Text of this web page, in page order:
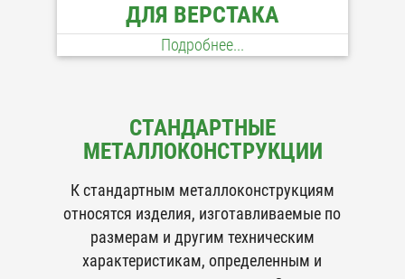
ДЛЯ ВЕРСТАКА
Подробнее...
СТАНДАРТНЫЕ
МЕТАЛЛОКОНСТРУКЦИИ
К стандартным металлоконструкциям
относятся изделия, изготавливаемые по
размерам и другим техническим
характеристикам, определенным и